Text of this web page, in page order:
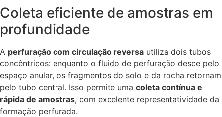
Coleta eficiente de amostras em
profundidade
A perfuração com circulação reversa utiliza dois tubos
concêntricos: enquanto o fluido de perfuração desce pelo
espaço anular, os fragmentos do solo e da rocha retornam
pelo tubo central. Isso permite uma coleta contínua e
rápida de amostras, com excelente representatividade da
formação perfurada.